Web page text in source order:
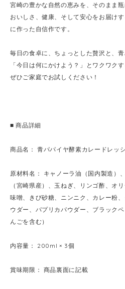
宮崎の豊かな自然の恵みを、そのまま瓶
おいしさ、健康、そして安心をお届け
に作った自信作です。
毎日の食卓に、ちょっとした贅沢と、青
「今日は何にかけよう？」とワクワク
ぜひご家庭でお試しください！
■ 商品詳細
商品名： 青パパイヤ酵素カレードレッ
原材料名： キャノーラ油（国内製造）
（宮崎県産）、玉ねぎ、リンゴ酢、オ
味噌、きび砂糖、ニンニク、カレー粉
ウダー、パプリカパウダー、ブラック
んごを含む）
内容量： 200ml × 3個
賞味期限： 商品裏面に記載